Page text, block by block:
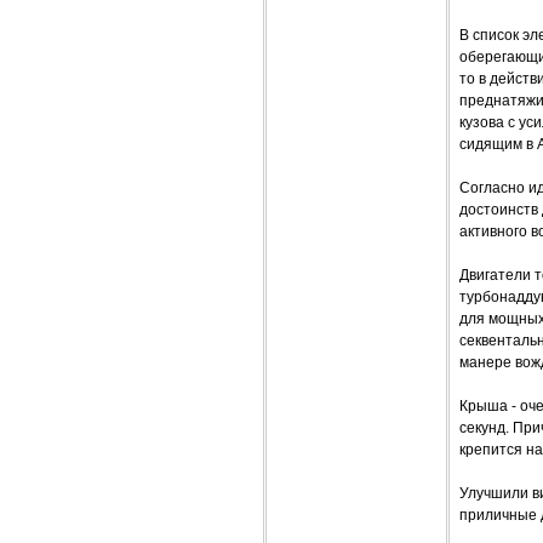
В список
то в
кузова с
сидящим в
Согласно
активного
Двигатели
для мощных
манере
Крыша -
секунд.
крепится
Улучшили
приличные